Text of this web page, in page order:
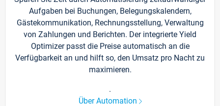
Aufgaben bei Buchungen, Belegungskalendern,
Gästekommunikation, Rechnungsstellung, Verwaltung
von Zahlungen und Berichten. Der integrierte Yield
Optimizer passt die Preise automatisch an die
Verfügbarkeit an und hilft so, den Umsatz pro Nacht zu
maximieren.
.
Über Automation